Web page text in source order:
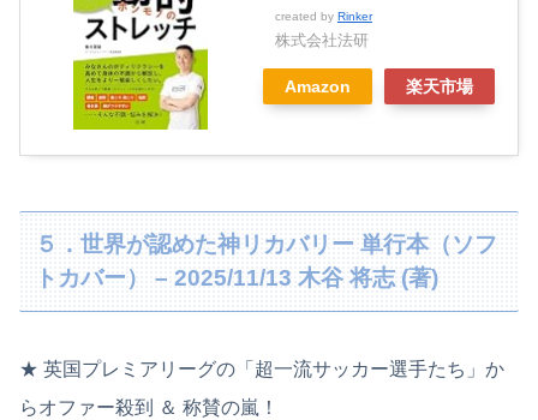
created by Rinker
株式会社法研
Amazon 楽天市場
５．世界が認めた神リカバリー 単行本（ソフ
トカバー） – 2025/11/13 木谷 将志 (著)
★ 英国プレミアリーグの「超一流サッカー選手たち」か
らオファー殺到 ＆ 称賛の嵐！